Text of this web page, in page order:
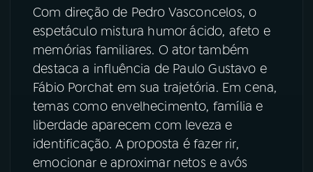
Com direção de Pedro Vasconcelos, o
espetáculo mistura humor ácido, afeto e
memórias familiares. O ator também
destaca a influência de Paulo Gustavo e
Fábio Porchat em sua trajetória. Em cena,
temas como envelhecimento, família e
liberdade aparecem com leveza e
identificação. A proposta é fazer rir,
emocionar e aproximar netos e avós